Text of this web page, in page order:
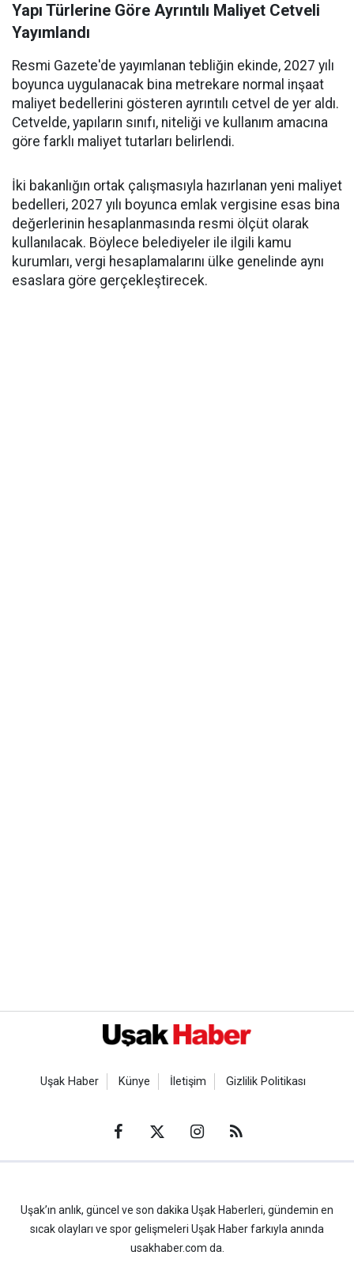
Yapı Türlerine Göre Ayrıntılı Maliyet Cetveli
Yayımlandı
Resmi Gazete'de yayımlanan tebliğin ekinde, 2027 yılı
boyunca uygulanacak bina metrekare normal inşaat
maliyet bedellerini gösteren ayrıntılı cetvel de yer aldı.
Cetvelde, yapıların sınıfı, niteliği ve kullanım amacına
göre farklı maliyet tutarları belirlendi.
İki bakanlığın ortak çalışmasıyla hazırlanan yeni maliyet
bedelleri, 2027 yılı boyunca emlak vergisine esas bina
değerlerinin hesaplanmasında resmi ölçüt olarak
kullanılacak. Böylece belediyeler ile ilgili kamu
kurumları, vergi hesaplamalarını ülke genelinde aynı
esaslara göre gerçekleştirecek.
Uşak Haber Künye İletişim Gizlilik Politikası
Uşak’ın anlık, güncel ve son dakika Uşak Haberleri, gündemin en
sıcak olayları ve spor gelişmeleri Uşak Haber farkıyla anında
usakhaber.com da.